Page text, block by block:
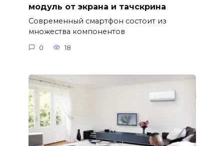
модуль от экрана и тачскрина
Современный смартфон состоит из
множества компонентов
0 18